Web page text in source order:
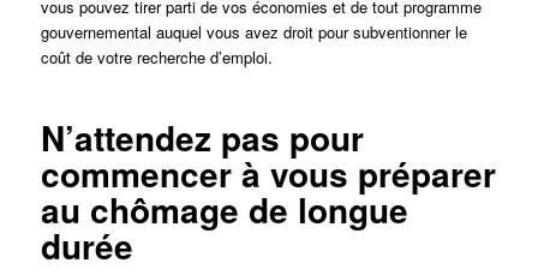
vous pouvez tirer parti de vos économies et de tout programme
gouvernemental auquel vous avez droit pour subventionner le
coût de votre recherche d’emploi.
N’attendez pas pour
commencer à vous préparer
au chômage de longue
durée